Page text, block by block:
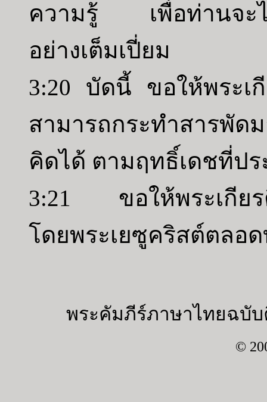
ความรู้ เพื่อท่านจะไ
อย่างเต็มเปี่ยม
3:20 บัดนี้ ขอให้พระเ
สามารถกระทำสารพัด
คิดได้ ตามฤทธิ์เดชที่ปร
3:21 ขอให้พระเกียร
โดยพระเยซูคริสต์ตลอ
พระคัมภีร์ภาษาไทยฉบับ
©